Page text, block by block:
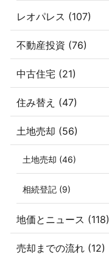
レオパレス (107)
不動産投資 (76)
中古住宅 (21)
住み替え (47)
土地売却 (56)
土地売却 (46)
相続登記 (9)
地価とニュース (118)
売却までの流れ (12)